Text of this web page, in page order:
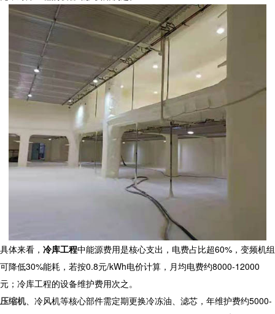
具体来看， 冷库工程中能源费用是核心支出，电费占比超60%，变频机组
可降低30%能耗，若按0.8元/kWh电价计算，月均电费约8000-12000
元；冷库工程的设备维护费用次之。
压缩机、冷风机等核心部件需定期更换冷冻油、滤芯，年维护费约5000-